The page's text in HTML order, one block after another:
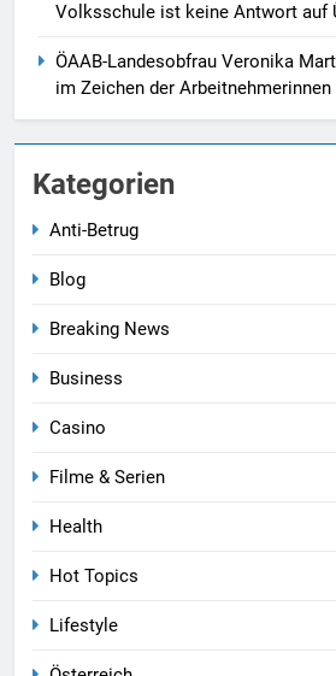
Volksschule ist keine Antwort auf
ÖAAB-Landesobfrau Veronika
im Zeichen der
Kategorien
Anti-Betrug
Blog
Breaking News
Business
Casino
Filme & Serien
Health
Hot Topics
Lifestyle
5
6